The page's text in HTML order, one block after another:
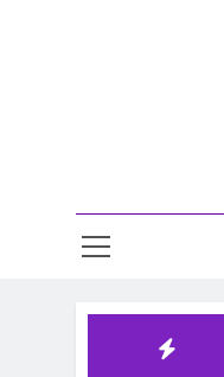
Bebek Uyku